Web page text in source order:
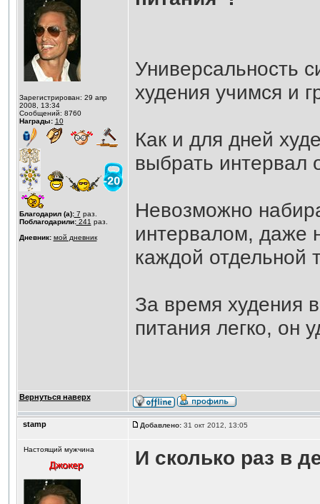
Зарегистрирован: 29 апр
2008, 13:34
Сообщений: 8760
Награды: 10
Благодарил (а):7 раз.
Поблагодарили:241 раз.
Дневник: мой дневник
Универсальность
худения учимся и
Как и для дней
выбрать интервал
Невозможно
интервалом, даже
каждой отдельной
За время худения
питания легко, он
Вернуться наверх
stamp Добавлено:31 окт 2012, 13:05
Настоящий мужчина И сколько раз в